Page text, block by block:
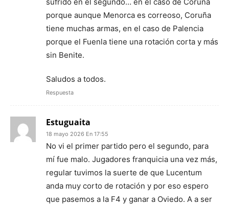
porque aunque Menorca es correoso, Coruña
tiene muchas armas, en el caso de Palencia
porque el Fuenla tiene una rotación corta y más
sin Benite.
Saludos a todos.
Respuesta
Estuguaita
18 mayo 2026 En 17:55
No vi el primer partido pero el segundo, para
mí fue malo. Jugadores franquicia una vez más,
regular tuvimos la suerte de que Lucentum
anda muy corto de rotación y por eso espero
que pasemos a la F4 y ganar a Oviedo. A a ser